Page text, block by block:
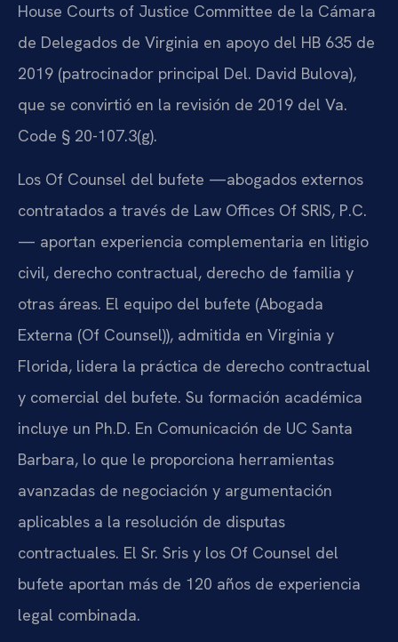
House Courts of Justice Committee de la Cámara
de Delegados de Virginia en apoyo del HB 635 de
2019 (patrocinador principal Del. David Bulova),
que se convirtió en la revisión de 2019 del Va.
Code § 20-107.3(g).
Los Of Counsel del bufete —abogados externos
contratados a través de Law Offices Of SRIS, P.C.
— aportan experiencia complementaria en litigio
civil, derecho contractual, derecho de familia y
otras áreas. El equipo del bufete (Abogada
Externa (Of Counsel)), admitida en Virginia y
Florida, lidera la práctica de derecho contractual
y comercial del bufete. Su formación académica
incluye un Ph.D. En Comunicación de UC Santa
Barbara, lo que le proporciona herramientas
avanzadas de negociación y argumentación
aplicables a la resolución de disputas
contractuales. El Sr. Sris y los Of Counsel del
bufete aportan más de 120 años de experiencia
legal combinada.